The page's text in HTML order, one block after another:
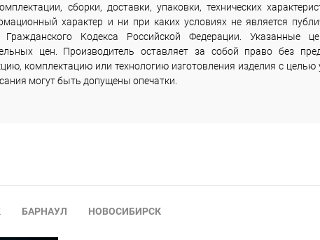
сборки, доставки, упаковки, технических
характер и ни при каких условиях не является
Кодекса Российской Федерации. Указанные
цен. Производитель оставляет за собой право без
комплектацию или технологию изготовления изделия с целью
могут быть допущены опечатки.
БАРНАУЛ НОВОСИБИРСК